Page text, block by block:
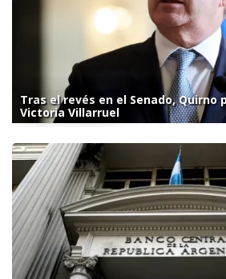
Tras el revés en el Senado, Quirno
Victoria Villarruel